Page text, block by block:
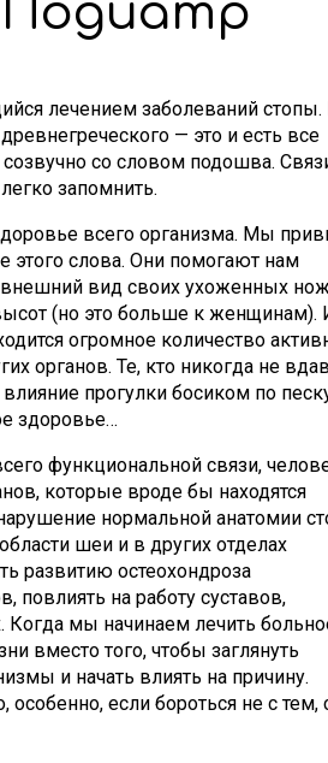
лечением заболеваний стопы.
— это и есть все
со словом подошва.
запомнить.
всего организма. Мы
этого слова. Они помогают нам
внешний вид своих ухоженных
(но это больше к женщинам).
огромное количество
органов. Те, кто никогда не
прогулки босиком по
здоровье…
функциональной связи,
которые вроде бы находятся
нормальной анатомии
шеи и в других отделах
развитию остеохондроза
на работу суставов,
мы начинаем лечить
вместо того, чтобы заглянуть
и начать влиять на причину.
особенно, если бороться не с тем,